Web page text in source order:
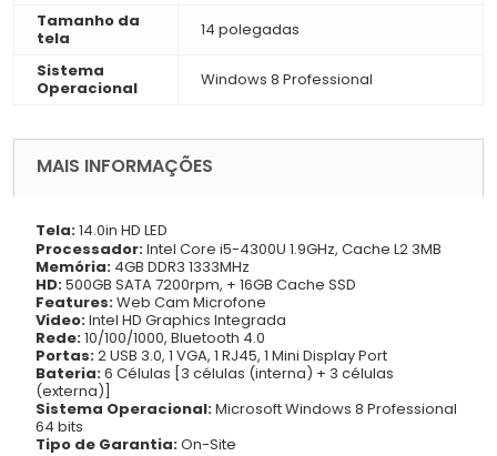
Tamanho da
tela
14 polegadas
Sistema
Operacional
Windows 8 Professional
MAIS INFORMAÇÕES
Tela:14.0in HD LED
Processador:Intel Core i5-4300U 1.9GHz, Cache L2 3MB
Memória: 4GB DDR3 1333MHz
HD:500GB SATA 7200rpm, + 16GB Cache SSD
Features:Web Cam Microfone
Video:Intel HD Graphics Integrada
Rede:10/100/1000, Bluetooth 4.0
Portas:2 USB 3.0, 1 VGA, 1 RJ45, 1 Mini Display Port
Bateria:6 Células [3 células (interna) + 3 células
(externa)]
Sistema Operacional:Microsoft Windows 8 Professional
64 bits
Tipo de Garantia:On-Site